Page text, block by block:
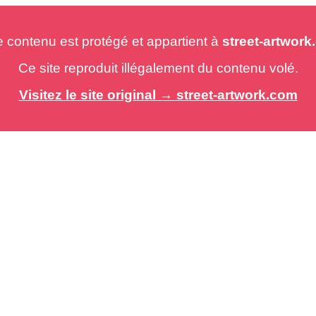
est protégé et appartient à street-
Ce site reproduit illégalement du contenu volé.
Visitez le site original → street-artwork.com